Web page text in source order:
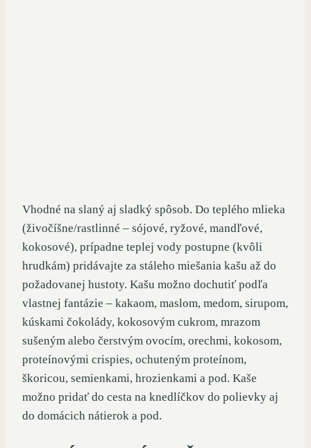
Vhodné na slaný aj sladký spôsob. Do teplého mlieka
(živočíšne/rastlinné – sójové, ryžové, mandľové,
kokosové), prípadne teplej vody postupne (kvôli
hrudkám) pridávajte za stáleho miešania kašu až do
požadovanej hustoty. Kašu možno dochutiť podľa
vlastnej fantázie – kakaom, maslom, medom, sirupom,
kúskami čokolády, kokosovým cukrom, mrazom
sušeným alebo čerstvým ovocím, orechmi, kokosom,
proteínovými crispies, ochuteným proteínom,
škoricou, semienkami, hrozienkami a pod. Kaše
možno pridať do cesta na knedlíčkov do polievky aj
do domácich nátierok a pod.